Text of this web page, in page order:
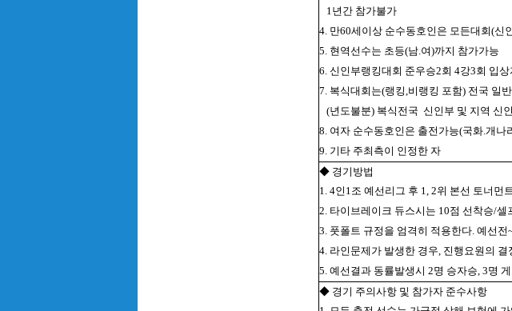
1년간 참가불가
4. 만60세이상 순수동호인은 모든대회(신
5. 현역선수는 초등(남.여)까지 참가가능
6. 신인부랭킹대회 준우승2회 4강3회 입
7. 복식대회는(랭킹,비랭킹 포함) 전국 일
(년도불분) 복식전국 신인부 및 지역 신
8. 여자 순수동호인은 출전가능(국화.개
9. 기타 주최측이 인정한 자
◆ 경기방법
1. 4인1조 예선리그 후 1, 2위 본선 토너먼
2. 타이브레이크 듀스시는 10점 선착승/
3. 풋폴트 규정을 엄격히 적용한다. 예선
4. 라인문제가 발생한 경우, 진행요원의
5. 예선결과 동률발생시 2명 승자승, 3명
◆ 경기 주의사항 및 참가자 준수사항